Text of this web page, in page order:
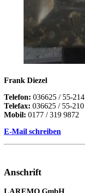
Frank Diezel
Telefon: 036625 / 55-214
Telefax: 036625 / 55-210
Mobil: 0177 / 319 9872
E-Mail schreiben
Anschrift
LAREMO GmbH